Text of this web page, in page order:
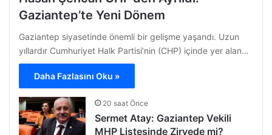
Gaziantep’te Yeni Dönem
Gaziantep siyasetinde önemli bir gelişme yaşandı. Uzun
yıllardır Cumhuriyet Halk Partisi’nin (CHP) içinde yer alan…
Daha Fazlasını Oku »
20 saat Önce
Sermet Atay: Gaziantep Vekili
MHP Listesinde Zirvede mi?